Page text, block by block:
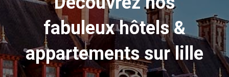
fabuleux hôtels &
appartements sur lille